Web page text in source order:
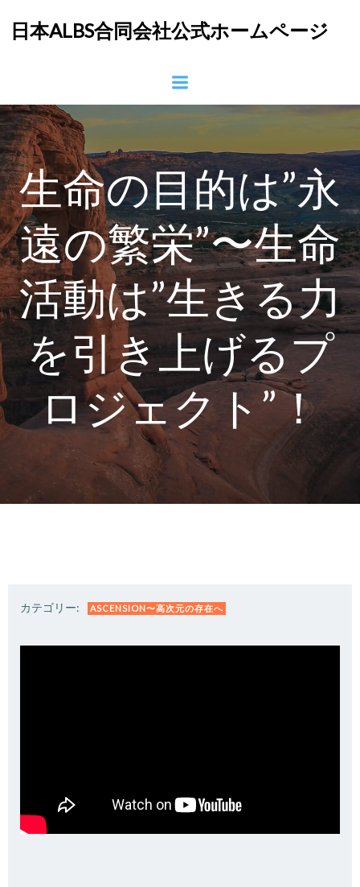
ン
ツ
へ
ッ
プ
日本ALBS合同会社公式ホームページ
生命の目的は”永
遠の繁栄”〜生命
活動は”生きる力
を引き上げるプ
ロジェクト”！
カテゴリー: ASCENSION〜高次元の存在へ